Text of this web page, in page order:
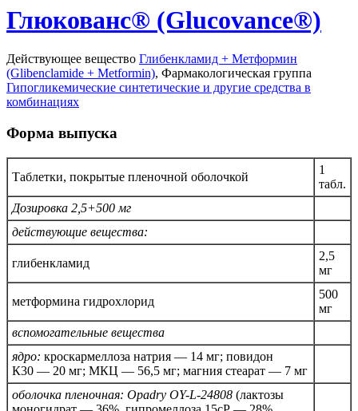
Глюкованс® (Glucovance®)
Действующее вещество Глибенкламид + Метформин
(Glibenclamide + Metformin), Фармакологическая группа
Гипогликемические синтетические и другие средства в
комбинациях
Форма выпуска
Таблетки, покрытые пленочной оболочкой
1
табл.
Дозировка 2,5+500 мг
действующие вещества:
глибенкламид
2,5
мг
метформина гидрохлорид
500
мг
вспомогательные вещества
ядро: кроскармеллоза натрия — 14 мг; повидон
К30 — 20 мг; МКЦ — 56,5 мг; магния стеарат — 7 мг
оболочка пленочная: Opadry OY-L-24808 (лактозы